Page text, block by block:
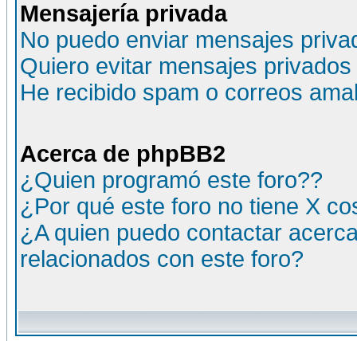
Mensajería privada
No puedo enviar mensajes
Quiero evitar mensajes
He recibido spam o correos
Acerca de phpBB2
¿Quien programó este foro??
¿Por qué este foro no tiene X
¿A quien puedo contactar
relacionados con este foro?